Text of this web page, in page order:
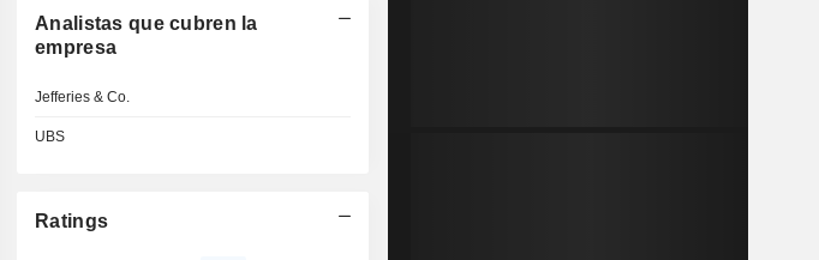
Analistas que cubren la
empresa
Jefferies & Co.
UBS
Ratings